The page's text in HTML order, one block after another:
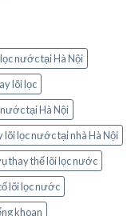
nước tại Hà Nội
lõi lọc
tại Hà Nội
lõi lọc nước tại nhà Hà Nội
thay thế lõi lọc nước
lõi lọc nước
khoan